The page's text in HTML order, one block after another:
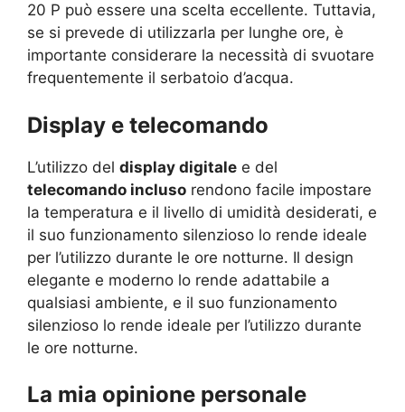
20 P può essere una scelta eccellente. Tuttavia,
se si prevede di utilizzarla per lunghe ore, è
importante considerare la necessità di svuotare
frequentemente il serbatoio d’acqua.
Display e telecomando
L’utilizzo del display digitale e del
telecomando incluso rendono facile impostare
la temperatura e il livello di umidità desiderati, e
il suo funzionamento silenzioso lo rende ideale
per l’utilizzo durante le ore notturne. Il design
elegante e moderno lo rende adattabile a
qualsiasi ambiente, e il suo funzionamento
silenzioso lo rende ideale per l’utilizzo durante
le ore notturne.
La mia opinione personale